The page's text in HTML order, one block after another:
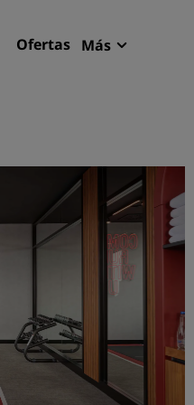
Ofertas Más
Resorts
Apartahoteles
Hoteles en el aeropuerto
Hoteles nuevos y de
apertura
Reuniones y eventos
Descubre Radisson